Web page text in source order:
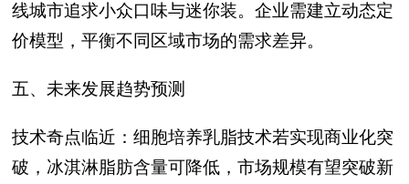
线城市追求小众口味与迷你装。企业需建立动态定
价模型，平衡不同区域市场的需求差异。
五、未来发展趋势预测
技术奇点临近：细胞培养乳脂技术若实现商业化突
破，冰淇淋脂肪含量可降低，市场规模有望突破新